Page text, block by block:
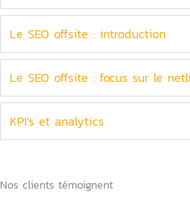
Le SEO offsite : introduction
Le SEO offsite : focus sur le
KPI’s et analytics
Nos clients témoignent